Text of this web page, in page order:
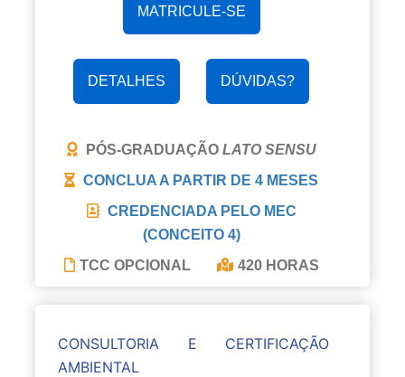
MATRICULE-SE
DETALHES DÚVIDAS?
PÓS-GRADUAÇÃO LATO SENSU
CONCLUA A PARTIR DE 4 MESES
CREDENCIADA PELO MEC
(CONCEITO 4)
TCC OPCIONAL
420 HORAS
CONSULTORIA E CERTIFICAÇÃO
AMBIENTAL